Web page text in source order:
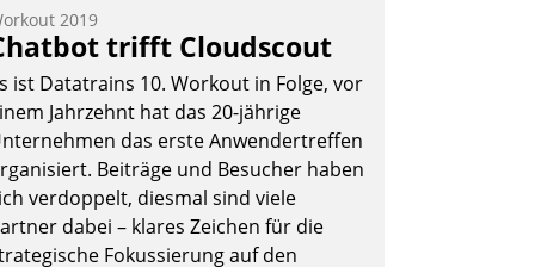
kurzweilige Einblicke in
Cloud-Strategien und -
mit hohem Zukunftspotenzial.
Andreas Lerchner
2019
trifft Cloudscout
ist Datatrains 10. Workout in Folge, vor
Jahrzehnt hat das 20-jährige
das erste Anwendertreffen
Beiträge und Besucher haben
verdoppelt, diesmal sind viele
dabei – klares Zeichen für die
Fokussierung auf den